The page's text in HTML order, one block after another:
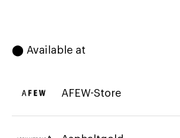
⬤ Available at
AFEW-Store